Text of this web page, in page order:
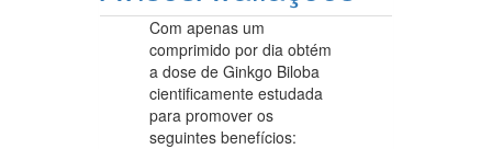
Com apenas um
comprimido por dia obtém
a dose de Ginkgo Biloba
cientificamente estudada
para promover os
seguintes benefícios: